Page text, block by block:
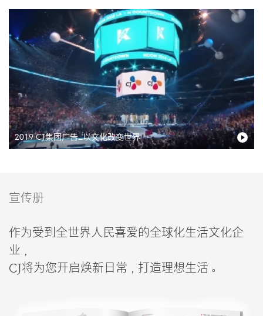
2019 CJ集团广告_以文化改变世界
宣传册
作为受到全世界人民喜爱的全球化生活文化企
业，
CJ将为您开启焕新日常，打造理想生活。